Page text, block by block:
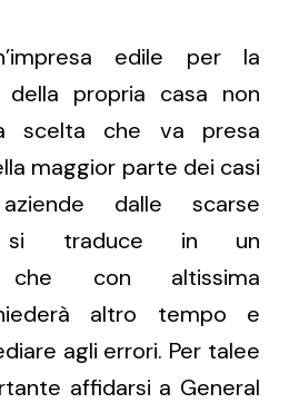
edile per la
della propria casa non
scelta che va presa
maggior parte dei casi
dalle scarse
si traduce in un
che con altissima
altro tempo e
agli errori. Per talee
affidarsi a General